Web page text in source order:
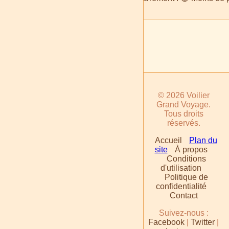
© 2026 Voilier
Grand Voyage.
Tous droits
réservés.
Accueil
Plan du
site
À propos
Conditions
d'utilisation
Politique de
confidentialité
Contact
Suivez-nous :
Facebook
Twitter